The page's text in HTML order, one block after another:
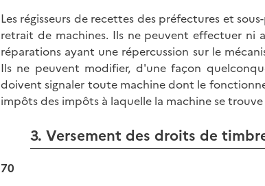
Les régisseurs de recettes des préfectures et
retrait de machines. Ils ne peuvent effectuer ni
réparations ayant une répercussion sur le
Ils ne peuvent modifier, d'une façon
doivent signaler toute machine dont le
impôts des impôts à laquelle la machine se
3. Versement des droits de
70